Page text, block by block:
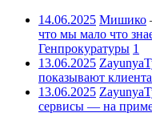
14.06.2025 Мишико
что мы мало что
Генпрокуратуры 1
13.06.2025
показывают
13.06.2025
сервисы — на